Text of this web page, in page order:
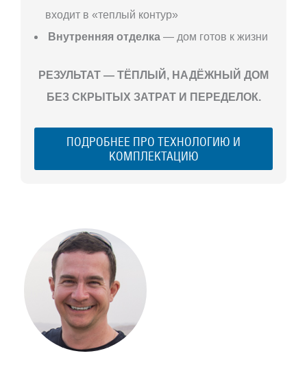
входит в «теплый контур»
Внутренняя отделка — дом готов к жизни
РЕЗУЛЬТАТ — ТЁПЛЫЙ, НАДЁЖНЫЙ ДОМ
БЕЗ СКРЫТЫХ ЗАТРАТ И ПЕРЕДЕЛОК.
ПОДРОБНЕЕ ПРО ТЕХНОЛОГИЮ И
КОМПЛЕКТАЦИЮ